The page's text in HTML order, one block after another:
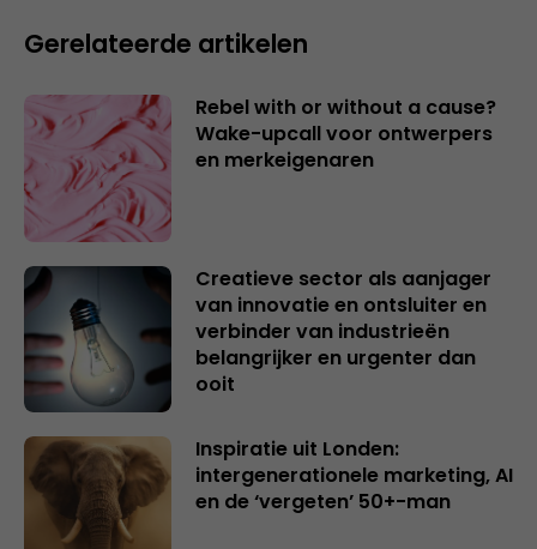
Gerelateerde artikelen
Rebel with or without a cause?
Wake-upcall voor ontwerpers
en merkeigenaren
Creatieve sector als aanjager
van innovatie en ontsluiter en
verbinder van industrieën
belangrijker en urgenter dan
ooit
Inspiratie uit Londen:
intergenerationele marketing, AI
en de ‘vergeten’ 50+-man